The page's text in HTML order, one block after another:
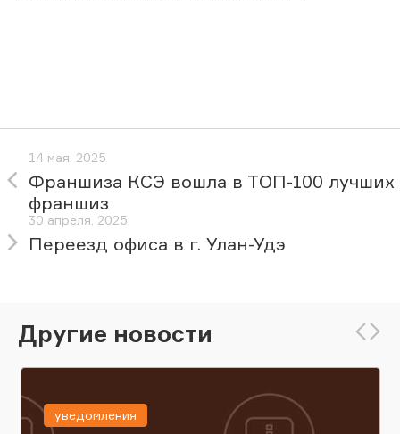
14 мая, 2025
Франшиза КСЭ вошла в ТОП-100 лучших
франшиз
30 апреля, 2025
Переезд офиса в г. Улан-Удэ
Другие новости
уведомления